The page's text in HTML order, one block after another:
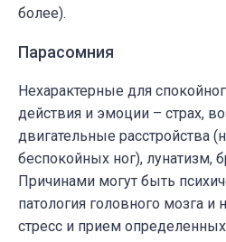
более).
Парасомния
Нехарактерные для
действия и эмоции – страх,
двигательные расстройства
беспокойных ног), лунатизм,
Причинами могут быть
патология головного мозга и
стресс и прием